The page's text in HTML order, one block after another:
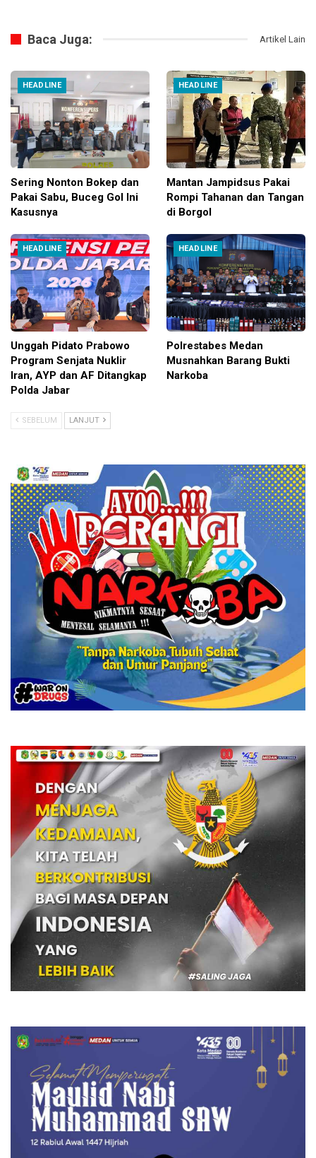
Baca Juga: Artikel Lain
HEADLINE
Sering Nonton Bokep dan
Pakai Sabu, Buceg Gol Ini
Kasusnya
HEADLINE
Mantan Jampidsus Pakai
Rompi Tahanan dan Tangan
di Borgol
HEADLINE
Unggah Pidato Prabowo
Program Senjata Nuklir
Iran, AYP dan AF Ditangkap
Polda Jabar
HEADLINE
Polrestabes Medan
Musnahkan Barang Bukti
Narkoba
SEBELUM LANJUT